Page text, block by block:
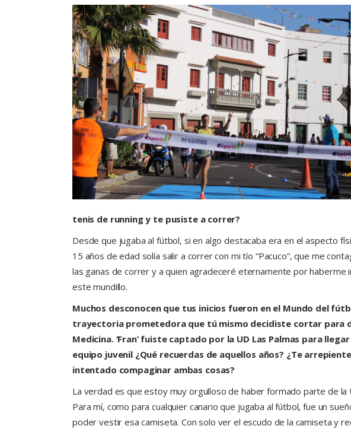
tenis de running y te pusiste a correr?
Desde que jugaba al fútbol, si en algo destacaba era en el aspecto
15 años de edad solía salir a correr con mi tío “Pacuco”, que me
las ganas de correr y a quien agradeceré eternamente por haberme
este mundillo.
Muchos desconocen que tus inicios fueron en el Mundo del
trayectoria prometedora que tú mismo decidiste cortar para
Medicina. ‘Fran’ fuiste captado por la UD Las Palmas para
equipo juvenil ¿Qué recuerdas de aquellos años? ¿Te
intentado compaginar ambas cosas?
La verdad es que estoy muy orgulloso de haber formado parte de la
Para mí, como para cualquier canario que jugaba al fútbol, fue un
poder vestir esa camiseta. Con solo ver el escudo de la camiseta y